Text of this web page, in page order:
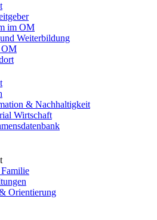
im OM
Weiterbildung
OM
& Nachhaltigkeit
Wirtschaft
Orientierung